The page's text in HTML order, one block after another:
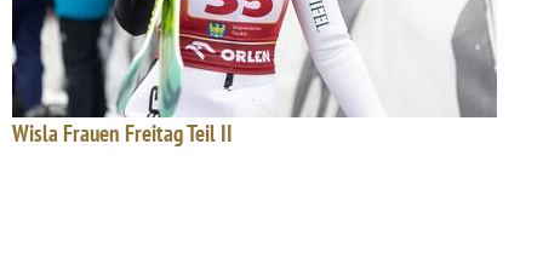
Wisla Frauen Freitag Teil II